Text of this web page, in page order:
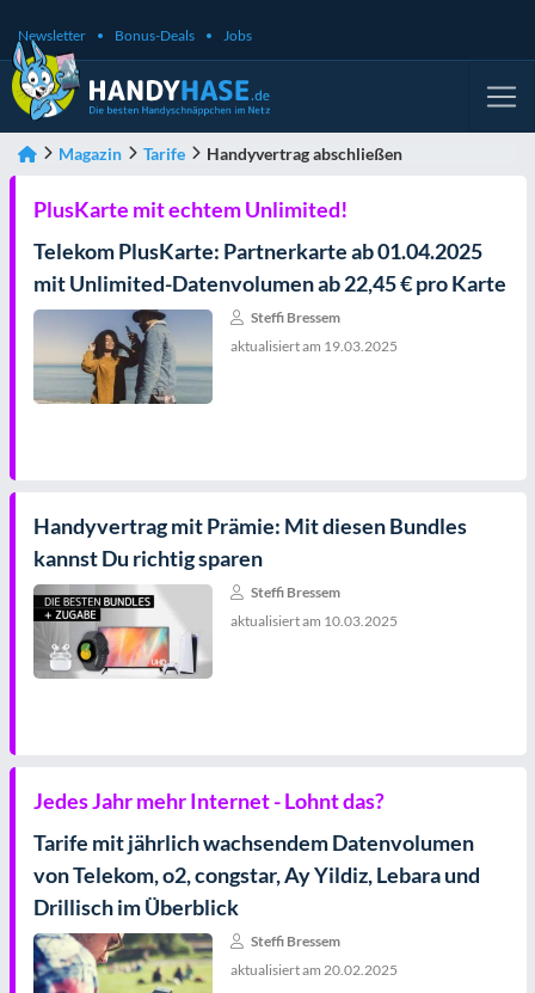
Newsletter Bonus-Deals Jobs
Magazin Tarife Handyvertrag abschließen
PlusKarte mit echtem Unlimited!
Telekom PlusKarte: Partnerkarte ab 01.04.2025
mit Unlimited-Datenvolumen ab 22,45 € pro Karte
Steffi Bressem
aktualisiert am 19.03.2025
Handyvertrag mit Prämie: Mit diesen Bundles
kannst Du richtig sparen
Steffi Bressem
aktualisiert am 10.03.2025
Jedes Jahr mehr Internet - Lohnt das?
Tarife mit jährlich wachsendem Datenvolumen
von Telekom, o2, congstar, Ay Yildiz, Lebara und
Drillisch im Überblick
Steffi Bressem
aktualisiert am 20.02.2025